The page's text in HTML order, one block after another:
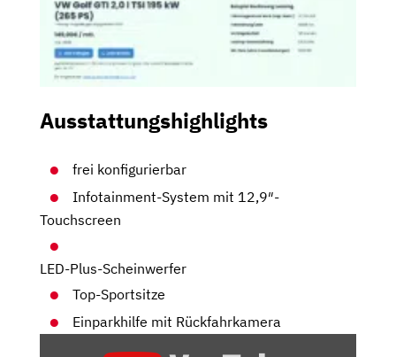
Ausstattungshighlights
frei konfigurierbar
Infotainment-System mit 12,9″-
Touchscreen
LED-Plus-Scheinwerfer
Top-Sportsitze
Einparkhilfe mit Rückfahrkamera